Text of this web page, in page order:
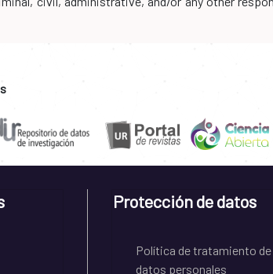
Protección de datos
Política de tratamiento de
datos personales